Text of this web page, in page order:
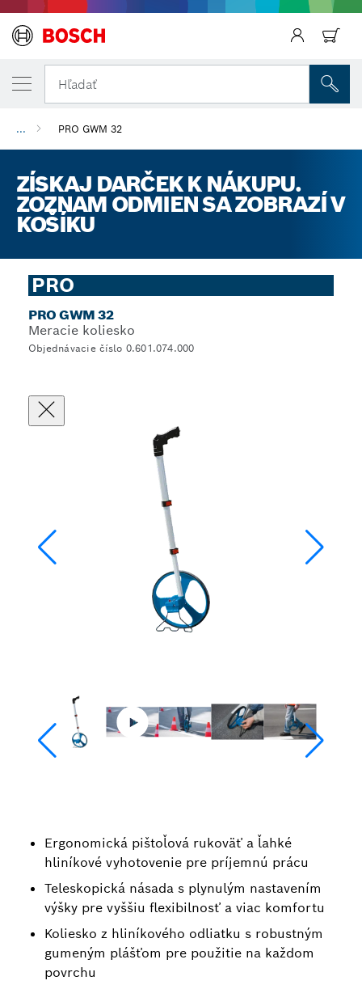
Hľadať
... PRO GWM 32
ZÍSKAJ DARČEK K NÁKUPU.
ZOZNAM ODMIEN SA ZOBRAZÍ V
KOŠÍKU
PRO
PRO GWM 32
Meracie koliesko
Objednávacie číslo 0.601.074.000
Ergonomická pištoľová rukoväť a ľahké
hliníkové vyhotovenie pre príjemnú prácu
Teleskopická násada s plynulým nastavením
výšky pre vyššiu flexibilnosť a viac komfortu
Koliesko z hliníkového odliatku s robustným
gumeným plášťom pre použitie na každom
povrchu